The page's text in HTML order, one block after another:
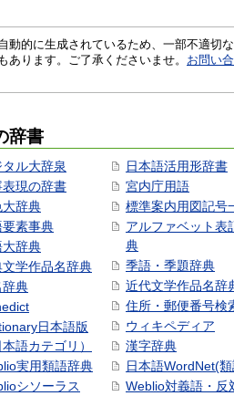
動的に生成されているため、一部不適切
あります。ご了承くださいませ。 お問い
辞書
ル大辞泉
表現の辞書
大辞典
要素事典
大辞典
文学作品名辞典
辞典
日本語版
本語カテゴリ）
実用類語辞典
シソーラス
日本語活用形辞書
宮内庁用語
標準案内用図記号
アルファベット表
典
季語・季題辞典
近代文学作品名辞
住所・郵便番号検
ウィキペディア
漢字辞典
日本語WordNet(
Weblio対義語・反